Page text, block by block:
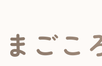
ごこ